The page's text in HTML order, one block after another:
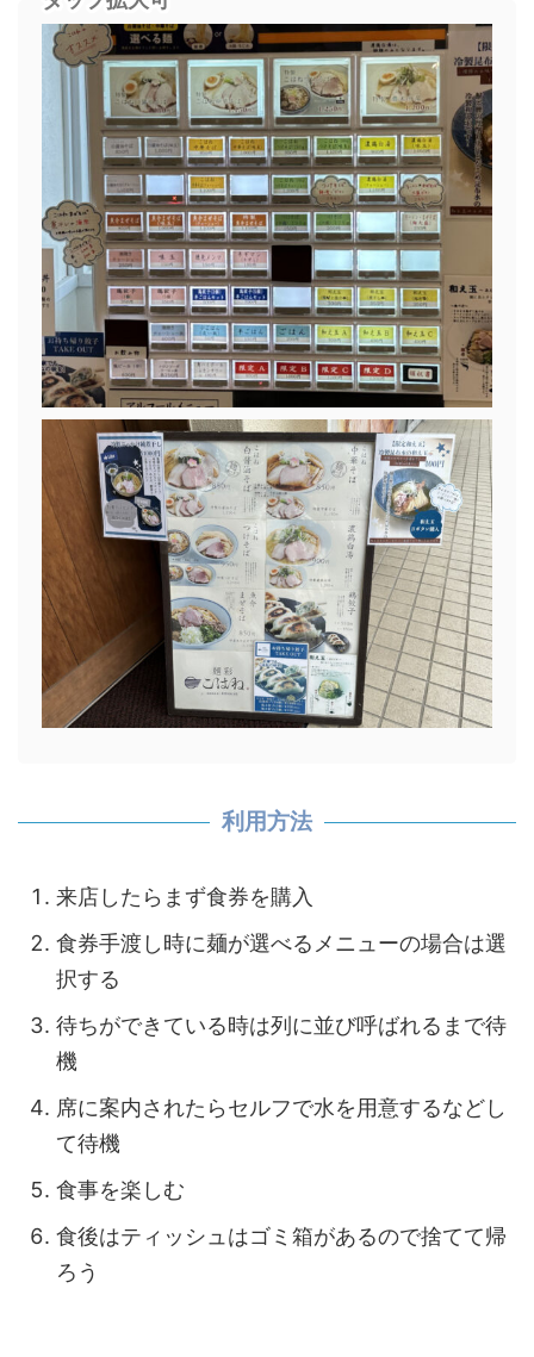
利用方法
来店したらまず食券を購入
食券手渡し時に麺が選べるメニューの場合は選
択する
待ちができている時は列に並び呼ばれるまで待
機
席に案内されたらセルフで水を用意するなどし
て待機
食事を楽しむ
食後はティッシュはゴミ箱があるので捨てて帰
ろう